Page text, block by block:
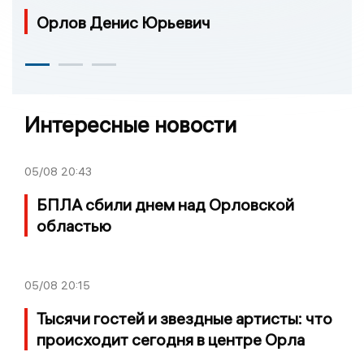
Орлов Денис Юрьевич
Интересные новости
05/08 20:43
БПЛА сбили днем над Орловской
областью
05/08 20:15
Тысячи гостей и звездные артисты: что
происходит сегодня в центре Орла